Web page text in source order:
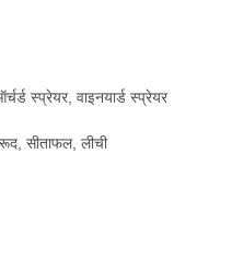
स्प्रेयर, वाइनयार्ड स्प्रेयर
सीताफल, लीची